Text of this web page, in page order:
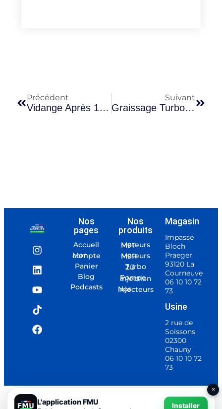
Précédent
Vidange Après 1 000 Km Sur Moteur Reconditionné : Utile Ou Pas ?
Suivant
Graissage Turbo Neuf Sur Moteur Reconditionné : Les Étapes Essentielles
Nos
pages
Accueil
Mon compte
Panier
Blog
Podcasts
Nos
produits
Moteurs M9T
Moteurs M9R
Turbo 2.3
Pompe à injection
Nos injecteurs
Magasin
Impasse
Bloch
Praeger
93120 La
Courneuve
06 10 10 72
73
Usine
2 rue de
Soissons
02300
Chauny
06 10 10 72
73
@ 2025 France Moteurs Utilitaires
×
L'application FMU Installer